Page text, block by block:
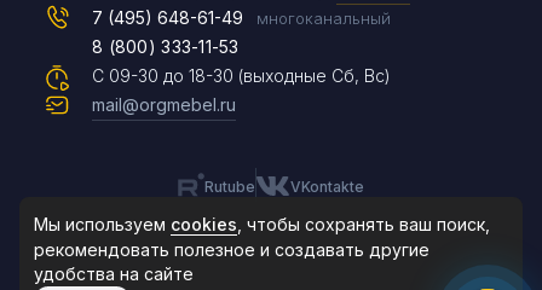
С 09-30 до 18-30 (выходные Сб, Вс)
7 (495) 648-61-49 многоканальный
8 (800) 333-11-53
mail@orgmebel.ru
Rutube VKontakte
Чат на сайте
8 (495) 183-47-87
По будням с 09:30 до 18:30
Мы используем cookies , чтобы сохранять ваш поиск,
рекомендовать полезное и создавать другие
удобства на сайте